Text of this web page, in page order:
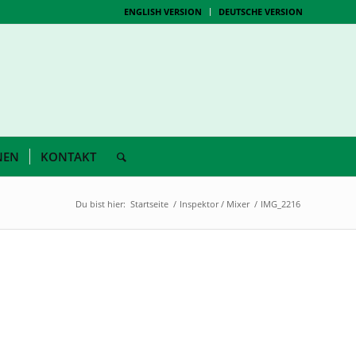
ENGLISH VERSION DEUTSCHE VERSION
KONTAKT
Du bist hier: Startseite / Inspektor / Mixer / IMG_2216